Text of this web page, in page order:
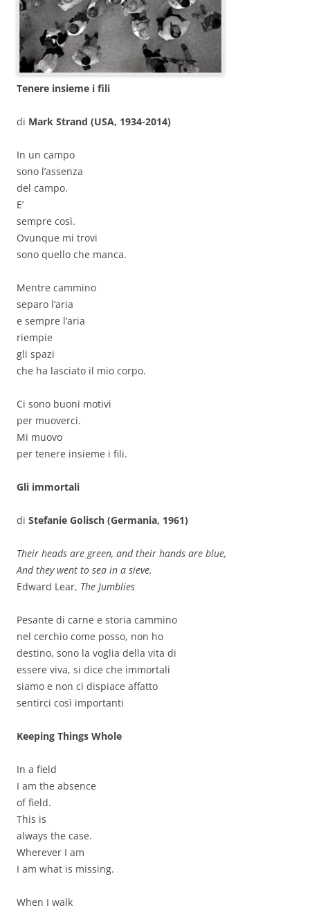
Tenere insieme i fili
di Mark Strand (USA, 1934-2014)
In un campo
sono l’assenza
del campo.
E’
sempre così.
Ovunque mi trovi
sono quello che manca.
Mentre cammino
separo l’aria
e sempre l’aria
riempie
gli spazi
che ha lasciato il mio corpo.
Ci sono buoni motivi
per muoverci.
Mi muovo
per tenere insieme i fili.
Gli immortali
di Stefanie Golisch (Germania, 1961)
Their heads are green, and their hands are blue,
And they went to sea in a sieve.
Edward Lear, The Jumblies
Pesante di carne e storia cammino
nel cerchio come posso, non ho
destino, sono la voglia della vita di
essere viva, si dice che immortali
siamo e non ci dispiace affatto
sentirci così importanti
Keeping Things Whole
In a field
I am the absence
of field.
This is
always the case.
Wherever I am
I am what is missing.
When I walk